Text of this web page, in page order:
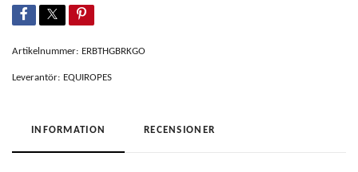
Artikelnummer: ERBTHGBRKGO
Leverantör: EQUIROPES
INFORMATION RECENSIONER